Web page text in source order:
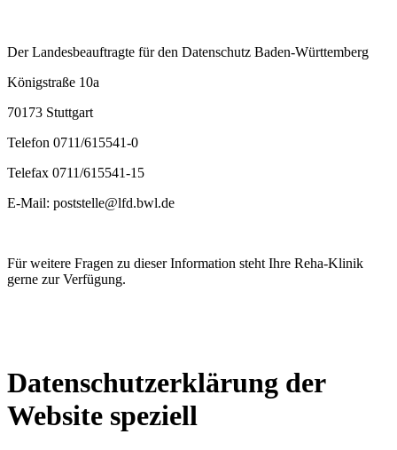
Der Landesbeauftragte für den Datenschutz Baden-Württemberg
Königstraße 10a
70173 Stuttgart
Telefon 0711/615541-0
Telefax 0711/615541-15
E-Mail: poststelle@lfd.bwl.de
Für weitere Fragen zu dieser Information steht Ihre Reha-Klinik
gerne zur Verfügung.
Datenschutzerklärung der
Website speziell